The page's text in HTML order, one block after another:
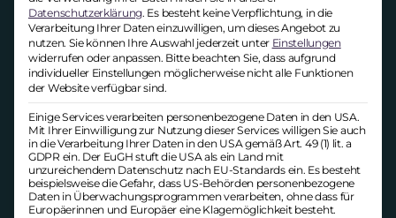
Vom 28. Februar 2024
Die Debatte um das Homeoffice scheint
allgegenwärtig zu sein. Gibt es hier tatsächlich
einen Konflikt zwischen zwei sich
widersprechenden Ansichten?
Datenschutzerklärung. Es besteht keine Verpflichtung, in die
Verarbeitung Ihrer Daten einzuwilligen, um dieses Angebot zu
nutzen. Sie können Ihre Auswahl jederzeit unter Einstellungen
widerrufen oder anpassen. Bitte beachten Sie, dass aufgrund
individueller Einstellungen möglicherweise nicht alle Funktionen
der Website verfügbar sind.
Einige Services verarbeiten personenbezogene Daten in den USA.
Mit Ihrer Einwilligung zur Nutzung dieser Services willigen Sie auch
in die Verarbeitung Ihrer Daten in den USA gemäß Art. 49 (1) lit. a
GDPR ein. Der EuGH stuft die USA als ein Land mit
unzureichendem Datenschutz nach EU-Standards ein. Es besteht
beispielsweise die Gefahr, dass US-Behörden personenbezogene
Daten in Überwachungsprogrammen verarbeiten, ohne dass für
Europäerinnen und Europäer eine Klagemöglichkeit besteht.